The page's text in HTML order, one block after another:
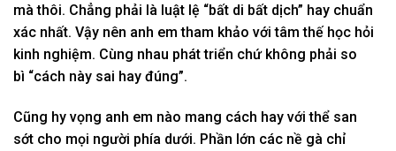
mà thôi. Chẳng phải là luật lệ “bất di bất dịch” hay chuẩn
xác nhất. Vậy nên anh em tham khảo với tâm thế học hỏi
kinh nghiệm. Cùng nhau phát triển chứ không phải so
bì “cách này sai hay đúng”.
Cũng hy vọng anh em nào mang cách hay với thể san
sớt cho mọi người phía dưới. Phần lớn các nề gà chỉ